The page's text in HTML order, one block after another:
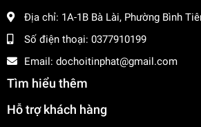
Địa chỉ: 1A-1B Bà Lài, Phường Bình
Số điện thoại: 0377910199
Email: dochoitinphat@gmail.com
Tìm hiểu thêm
Hỗ trợ khách hàng